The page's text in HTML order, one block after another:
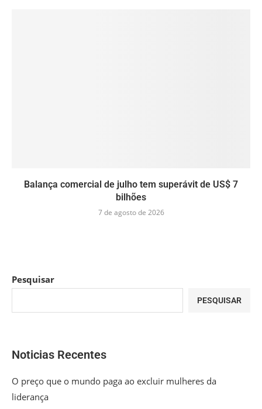
Balança comercial de julho tem superávit de US$ 7
bilhões
7 de agosto de 2026
Pesquisar
PESQUISAR
Noticias Recentes
O preço que o mundo paga ao excluir mulheres da
liderança